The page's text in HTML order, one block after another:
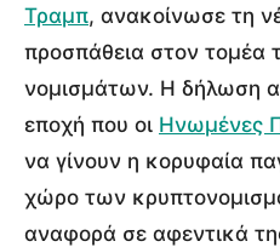
Τραμπ, ανακοίνωσε τη
προσπάθεια στον
νομισμάτων. Η δήλωση
εποχή που οι Ηνωμένες
να γίνουν η κορυφαία
χώρο των
αναφορά σε αφεντικά